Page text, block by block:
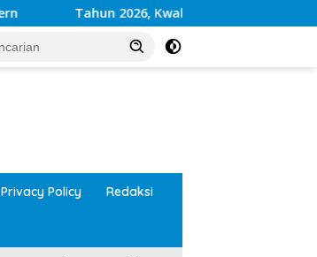
Tahun 2026, Kwalitas Layanan Kesehatan RSUD
Privacy Policy Redaksi